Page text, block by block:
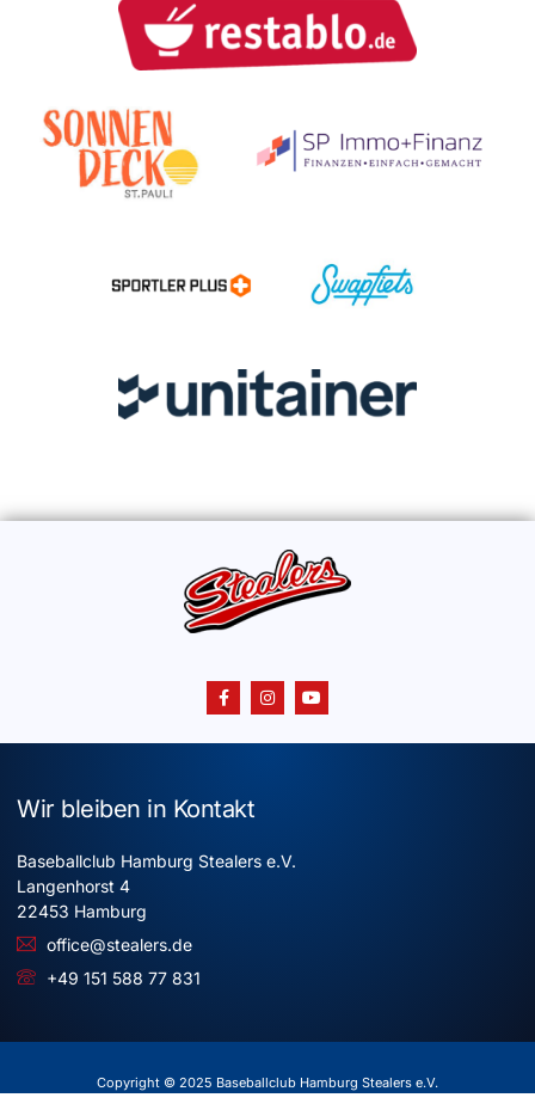
Wir bleiben in Kontakt
Baseballclub Hamburg Stealers e.V.
Langenhorst 4
22453 Hamburg
office@stealers.de
+49 151 588 77 831
Copyright © 2025 Baseballclub Hamburg Stealers e.V.